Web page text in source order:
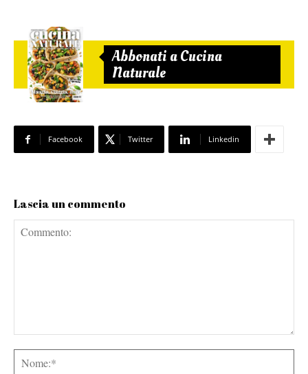
Abbonati a Cucina
Naturale
Facebook Twitter Linkedin
Lascia un commento